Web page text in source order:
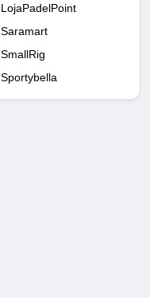
LojaPadelPoint
Saramart
SmallRig
Sportybella